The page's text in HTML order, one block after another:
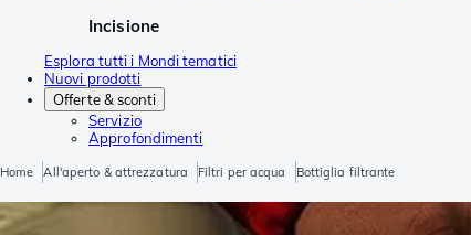
Incisione
Esplora tutti i Mondi tematici
Nuovi prodotti
Offerte & sconti
Servizio
Approfondimenti
Home All'aperto & attrezzatura Filtri per acqua Bottiglia filtrante